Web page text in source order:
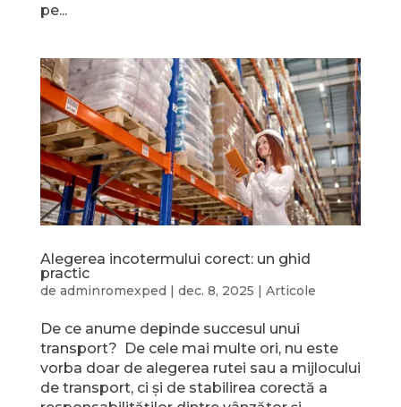
pe...
Alegerea incotermului corect: un ghid
practic
de adminromexped | dec. 8, 2025 | Articole
De ce anume depinde succesul unui
transport? De cele mai multe ori, nu este
vorba doar de alegerea rutei sau a mijlocului
de transport, ci și de stabilirea corectă a